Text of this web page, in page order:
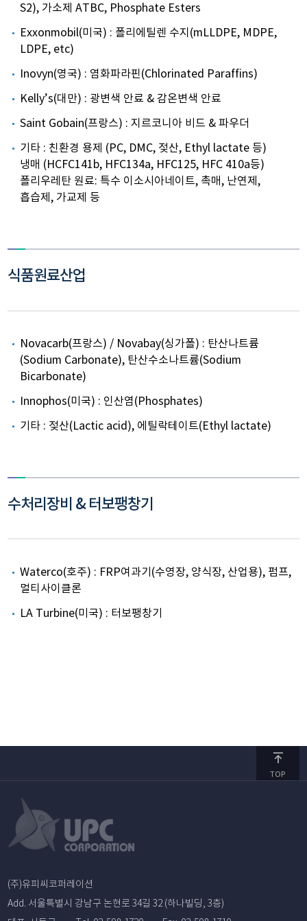
S2), 가소제 ATBC, Phosphate Esters
Exxonmobil(미국) : 폴리에틸렌 수지(mLLDPE, MDPE,
LDPE, etc)
Inovyn(영국) : 염화파라핀(Chlorinated Paraffins)
Kelly’s(대만) : 광변색 안료 & 감온변색 안료
Saint Gobain(프랑스) : 지르코니아 비드 & 파우더
기타 : 친환경 용제 (PC, DMC, 젖산, Ethyl lactate 등)
냉매 (HCFC141b, HFC134a, HFC125, HFC 410a등)
폴리우레탄 원료: 특수 이소시아네이트, 촉매, 난연제,
흡습제, 가교제 등
식품원료산업
Novacarb(프랑스) / Novabay(싱가폴) : 탄산나트륨
(Sodium Carbonate), 탄산수소나트륨(Sodium
Bicarbonate)
Innophos(미국) : 인산염(Phosphates)
기타 : 젖산(Lactic acid), 에틸락테이트(Ethyl lactate)
수처리장비 & 터보팽창기
Waterco(호주) : FRP여과기(수영장, 양식장, 산업용), 펌프,
멀티사이클론
LA Turbine(미국) : 터보팽창기
TOP
(주)유피씨코퍼레이션
Add. 서울특별시 강남구 논현로 34길 32 (하나빌딩, 3층)